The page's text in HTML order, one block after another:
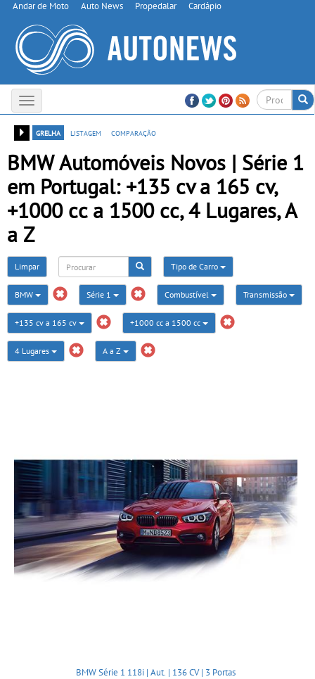
Andar de Moto Auto News Propedalar Cardápio
Toggle
navigation
grelha
listagem comparação
BMW Automóveis Novos | Série 1
em Portugal: +135 cv a 165 cv,
+1000 cc a 1500 cc, 4 Lugares, A
a Z
Limpar Tipo de Carro
BMW Série 1 Combustível Transmissão
+135 cv a 165 cv +1000 cc a 1500 cc
4 Lugares A a Z
BMW Série 1 118i | Aut. | 136 CV | 3 Portas